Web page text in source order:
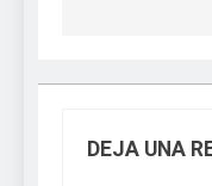
DEJA UNA